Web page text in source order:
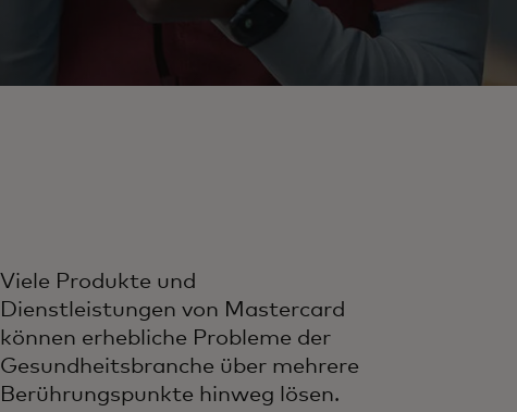
Viele Produkte und
Dienstleistungen von Mastercard
können erhebliche Probleme der
Gesundheitsbranche über mehrere
Berührungspunkte hinweg lösen.